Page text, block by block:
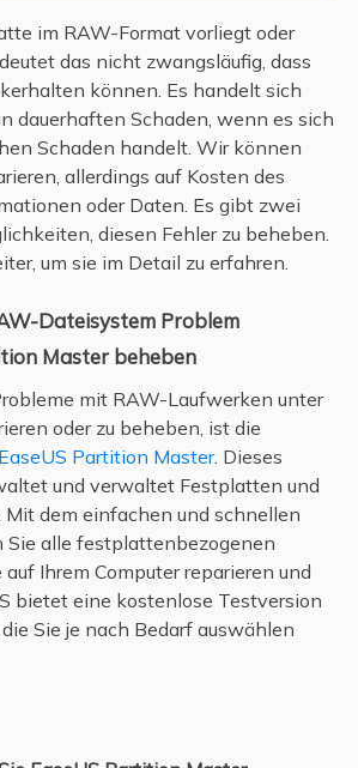
im RAW-Format vorliegt oder
das nicht zwangsläufig, dass
können. Es handelt sich
dauerhaften Schaden, wenn es sich
Schaden handelt. Wir können
allerdings auf Kosten des
oder Daten. Es gibt zwei
diesen Fehler zu beheben.
um sie im Detail zu erfahren.
Dateisystem Problem
Master beheben
mit RAW-Laufwerken unter
oder zu beheben, ist die
EaseUS Partition Master. Dieses
und verwaltet Festplatten und
dem einfachen und schnellen
Sie alle festplattenbezogenen
Ihrem Computer reparieren und
bietet eine kostenlose Testversion
Sie je nach Bedarf auswählen